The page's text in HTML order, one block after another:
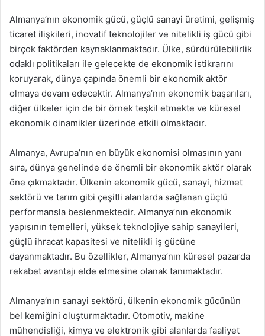
Almanya’nın ekonomik gücü, güçlü sanayi üretimi, gelişmiş
ticaret ilişkileri, inovatif teknolojiler ve nitelikli iş gücü gibi
birçok faktörden kaynaklanmaktadır. Ülke, sürdürülebilirlik
odaklı politikaları ile gelecekte de ekonomik istikrarını
koruyarak, dünya çapında önemli bir ekonomik aktör
olmaya devam edecektir. Almanya’nın ekonomik başarıları,
diğer ülkeler için de bir örnek teşkil etmekte ve küresel
ekonomik dinamikler üzerinde etkili olmaktadır.
Almanya, Avrupa’nın en büyük ekonomisi olmasının yanı
sıra, dünya genelinde de önemli bir ekonomik aktör olarak
öne çıkmaktadır. Ülkenin ekonomik gücü, sanayi, hizmet
sektörü ve tarım gibi çeşitli alanlarda sağlanan güçlü
performansla beslenmektedir. Almanya’nın ekonomik
yapısının temelleri, yüksek teknolojiye sahip sanayileri,
güçlü ihracat kapasitesi ve nitelikli iş gücüne
dayanmaktadır. Bu özellikler, Almanya’nın küresel pazarda
rekabet avantajı elde etmesine olanak tanımaktadır.
Almanya’nın sanayi sektörü, ülkenin ekonomik gücünün
bel kemiğini oluşturmaktadır. Otomotiv, makine
mühendisliği, kimya ve elektronik gibi alanlarda faaliyet